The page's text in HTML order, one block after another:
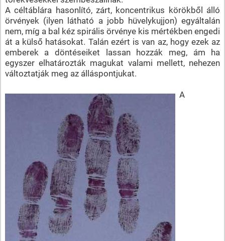
A céltáblára hasonlító, zárt, koncentrikus körökből álló
örvények (ilyen látható a jobb hüvelykujjon) egyáltalán
nem, míg a bal kéz spirális örvénye kis mértékben engedi
át a külső hatásokat. Talán ezért is van az, hogy ezek az
emberek a döntéseiket lassan hozzák meg, ám ha
egyszer elhatározták magukat valami mellett, nehezen
változtatják meg az álláspontjukat.
A